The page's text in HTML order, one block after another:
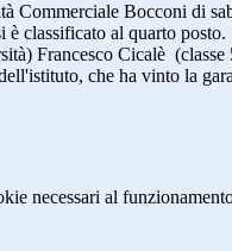
Bocconi di
classificato al quarto posto.
Francesco Cicalè (classe
che ha vinto la
necessari al